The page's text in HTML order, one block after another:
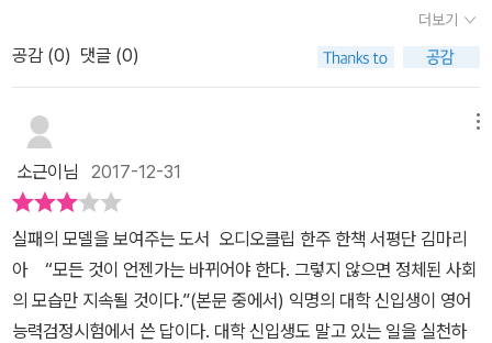
것이 아니라 변화를 주도할 동력도 잃게 하며, 심지어 각종 태업으로
변화를 저지하는 세력이 될 수도 있다. 학교현장에서의 변화는 “근본
적으로 교사들이 현 상황을 바꿀 만한 충분한 에너지를 발견할 수 있
느냐와 관련”되며, 교사들에게 함께 한다는 의미를 심어주는 것이 중
요하다. “의미는 동기부여를 촉진하고 노하우는 쌓여서 지속적으로
문제해결을 가능”(79쪽)하게 할 것이다. 교사들에게 “우리에게 모든
것을 원한다”는 압박보다, “우리가 의미 있는 역할을 할 수 있다”고
믿게 하라. 무엇보다 교사가 중요한 이유는 그들이 학생들을 직접 대
면하고 교육하는 존재이기 때문이다. 풀란의 책이 가지는 장점은 여
러 가지이겠지만, 풍부한 레퍼런스에도 있다. 특히 오늘의 학생들이
당면하고 있는 문제들을 다룬 로버트 퍼트남Robert Putnam의 『우
그 목표에 도달해야 한다고 한다고 강조하고 있으며, 실행과 지속이
라는 후속단계와 교육변화에 대하여 어떻게 대응할 것인지에 대하여
한 소개, 교육변화의 의미, 변화 프로세스에 대한통찰 , 도입,실행,지
속, 변화의 계획과 실천, 대응하기)2부에서는 단위학교 수준에서의
교육변화(교사, 교장, 학생, 학부모와 지역사회, 학구 행정가)3부에서
는 광역 및 전국 수준에서의 교육변화(정부, 교직과 리더들)로구성되
어 있다.개인적으로 1부는 여러 번 읽을 것을 권하고 싶다. 그만큼 변
화에 대한 의미와개념들, 변화의 프로세스와 대응방법, 목표를 향해
지속적이고효율적으로 도달하는 방법 등 다양한 사례와 함께 일관되
시민의식, 협력, 의사소통, 창의력, 비판적 사고이다. 뒤의 4가지는 2
삶에 필수적인 성향과 자질이다. p266-267 결론적으로 교육의 성
적으로 실천적 행동을 하는데에서 의미를 찾으려는 동기가 강할 때
이루어집니다. 서문에서 밝혔듯이 제5판에서는 '목적이 분명한 실천
적 행동'을 주된 내용으로 다루고 있습니다. 앞서 마이클 폴란이 제시
한대로 이 책의 결론은 아래와 같다고 생각합니다. 교육계가 아닐지
라도 어느 조직에서나 변화와 개혁이라는 주제에 대해 논의를 하니
자는 그 이유를 두 가지로 본다. 첫 째는 수많은 인용구다. 저자는 자
신의 교육개혁을 자력으로 완성하지 않았다. 그는 본인 의견만 고집
하지 않고 수많은 데이터와 다른 교육자들의 말을 들어가며 자신의
주장을 완성했다. 그 증거는 책 곳곳에 나타나있다. 작가가 인용한 수
많은 학자들의 인용문은 너무 많아 나열할 수 없을 정도다. 자신의 의
견에 다른 학자의 인용문을 더함으로써 본인의 주장을 한 층 견고하
게 만들었다. 둘째는 실제 있었던 사례들이다. 인용문이 책에 무게감
을 더했다면 사례는 그 무게를 더는 역할을 한다. 저자는 실제 있던 다
양한 사례들을 본문에 집어넣었다. 성공사례를 통해 우리가 가야할
길을 제시하기도 하고, 실패사례를 통해 반면교사 삼아야함을 경고하
기도 한다. 위 요소들은 우리로 하여금 저자의 의견에 좀 더 깊이 몰입
특별고문으로 임명되었다. 현재 세계 여러 나라에서 교육부처와 관계
기관의 시스템 전반에 걸친 개선을 위한 정책 제안 및 전략 개발 자문
L CHANGE>입니다. '교육변화'에 대해 풀란은 '사람들은 학교가 변
화의 무차별적인 폭격 대상이 되고 있다고 말한다. 그런가 하면 하늘
아래 새로운 것은 없다고 말하는 이들도 있다. 정책 입안자들은 교사
들이 변화에 저항한다고 불만스러워하고, 교사들은 정책 입안자들이
야말로 교실에서 진정으로 필요한 것은 외면한 채 자리보전을 위한
정책 변경만 일삼는다고 비난한다. 학부모들은 새로운 학습 방식 또
는 현재의 교육이 자녀의 미래를 대비하는 데 과연 도움이 될까 불안
는 의견이 대부분이다. 그렇기에 교육계에 종사하는 사람들의 최근
키워를 종합해보자면 '지식과 역량'을 근본적으로 중요시하되 '신념과
가치'는 잠시 접어두고 '기대하는 교육의 최종 성과'를 도출하는 것이
되겠다. 하지만 저자는 이 시점까지도 눈에 띄는 교육변화가 없었던
부분들과 연계되었기 때문에 변화가 생길 수 없게 된 것이라고 지적
한다. 예를 들자면 본문 88쪽의 올바른 동인과 잘못된 동인의 비교가
그렇다. 올바른 동인은 협업이다. 피상적으로 협업은 항상 존재해왔
다. 교사들은 함께 하며 본인들의 역량을 공유해야 분명한 교육적 변
화가 생길 수 있다고 배워왔다. 하지만 '본인들의 역량'에 중점을 둔
더보기
공감 (0) 댓글 (0)
소근이님 2017-12-31
실패의 모델을 보여주는 도서 오디오클립 한주 한책 서평단 김마리
아 “모든 것이 언젠가는 바뀌어야 한다. 그렇지 않으면 정체된 사회
의 모습만 지속될 것이다.”(본문 중에서) 익명의 대학 신입생이 영어
능력검정시험에서 쓴 답이다. 대학 신입생도 말고 있는 일을 실천하